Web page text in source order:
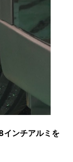
インチアルミを